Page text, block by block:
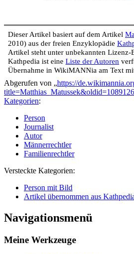
Dieser Artikel basiert auf dem Artikel
2010) aus der freien Enzyklopädie
Artikel steht unter unbekannten
Kathpedia ist eine Liste der Autoren
Übernahme in WikiMANNia am Text
Abgerufen von „https://
title=Matthias_Matussek&oldid=1089126
Kategorien:
Person
Journalist
Autor
Männerrechtler
Familienrechtler
Versteckte Kategorien:
Person mit Bild
Artikel übernommen aus
Navigationsmenü
Meine Werkzeuge